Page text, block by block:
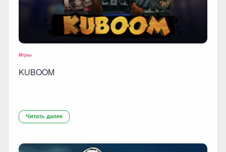
Игры
KUBOOM
Читать далее